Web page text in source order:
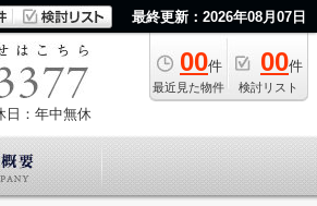
最終更新：2026年08月07日
00件
最近見た物件
00件
検討リスト
日：年中無休